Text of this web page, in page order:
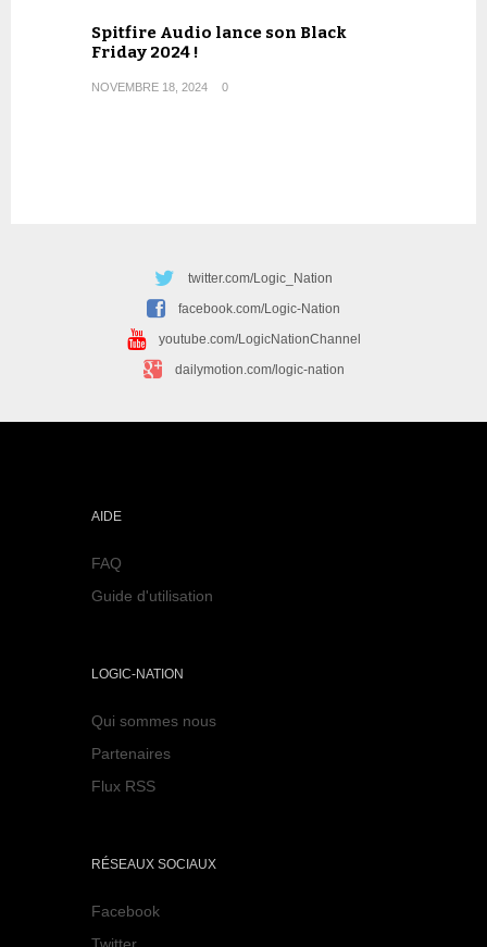
Spitfire Audio lance son Black
Friday 2024 !
NOVEMBRE 18, 2024 0
twitter.com/Logic_Nation
facebook.com/Logic-Nation
youtube.com/LogicNationChannel
dailymotion.com/logic-nation
AIDE
FAQ
Guide d'utilisation
LOGIC-NATION
Qui sommes nous
Partenaires
Flux RSS
RÉSEAUX SOCIAUX
Facebook
Twitter